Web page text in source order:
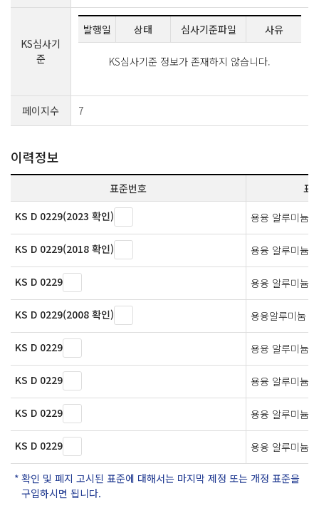
KS심사기
준
발행일 상태 심사기준파일 사유
KS심사기준 정보가 존재하지 않습니다.
페이지수 7
이력정보
표준번호
표
KS D 0229(2023 확인)
용융 알루미늄
KS D 0229(2018 확인) 용융 알루미늄
KS D 0229 용융 알루미늄
KS D 0229(2008 확인) 용융알루미눔
KS D 0229 용융 알루미늄
KS D 0229 용융 알루미늄
KS D 0229 용융 알루미늄
KS D 0229 용융 알루미늄
확인 및 폐지 고시된 표준에 대해서는 마지막 제정 또는 개정 표준을
구입하시면 됩니다.